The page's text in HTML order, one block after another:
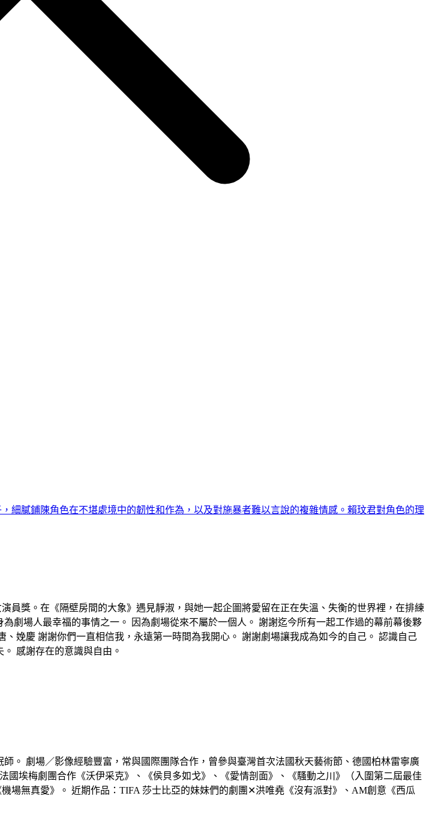
細膩鋪陳角色在不堪處境中的韌性和作為，以及對施暴者難以言說的複雜情感。賴玟君對角色的理
員獎。在《隔壁房間的大象》遇見靜淑，與她一起企圖將愛留在正在失溫、失衡的世界裡，在排練
劇場人最幸福的事情之一。 因為劇場從來不屬於一個人。 謝謝迄今所有一起工作過的幕前幕後夥
娩慶 謝謝你們一直相信我，永遠第一時間為我開心。 謝謝劇場讓我成為如今的自己。 認識自己
感謝存在的意識與自由。
。 劇場／影像經驗豐富，常與國際團隊合作，曾參與臺灣首次法國秋天藝術節、德國柏林雷寧廣
埃梅劇團合作《沃伊采克》、《侯貝多如戈》、《愛情剖面》、《騷動之川》（入圍第二屆最佳
場無真愛》。 近期作品：TIFA 莎士比亞的妹妹們的劇團✕洪唯堯《沒有派對》、AM創意《西瓜